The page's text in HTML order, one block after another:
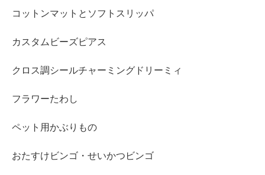
コットンマットとソフトスリッパ
カスタムビーズピアス
クロス調シールチャーミングドリーミィ
フラワーたわし
ペット用かぶりもの
おたすけビンゴ・せいかつビンゴ